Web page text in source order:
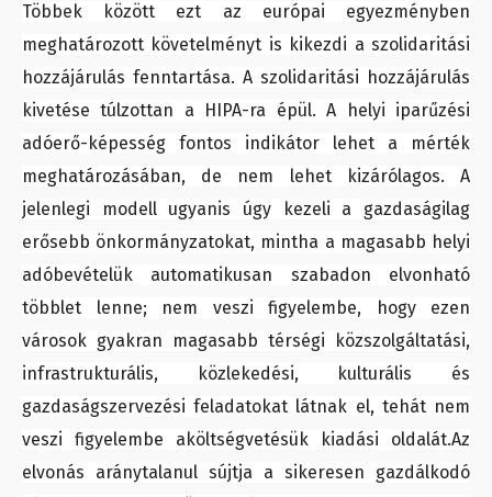
Többek között ezt az európai egyezményben
meghatározott követelményt is kikezdi a szolidaritási
hozzájárulás fenntartása. A szolidaritási hozzájárulás
kivetése túlzottan a HIPA-ra épül. A helyi iparűzési
adóerő-képesség fontos indikátor lehet a mérték
meghatározásában, de nem lehet kizárólagos. A
jelenlegi modell ugyanis úgy kezeli a gazdaságilag
erősebb önkormányzatokat, mintha a magasabb helyi
adóbevételük automatikusan szabadon elvonható
többlet lenne; nem veszi figyelembe, hogy ezen
városok gyakran magasabb térségi közszolgáltatási,
infrastrukturális, közlekedési, kulturális és
gazdaságszervezési feladatokat látnak el, tehát nem
veszi figyelembe aköltségvetésük kiadási oldalát.Az
elvonás aránytalanul sújtja a sikeresen gazdálkodó